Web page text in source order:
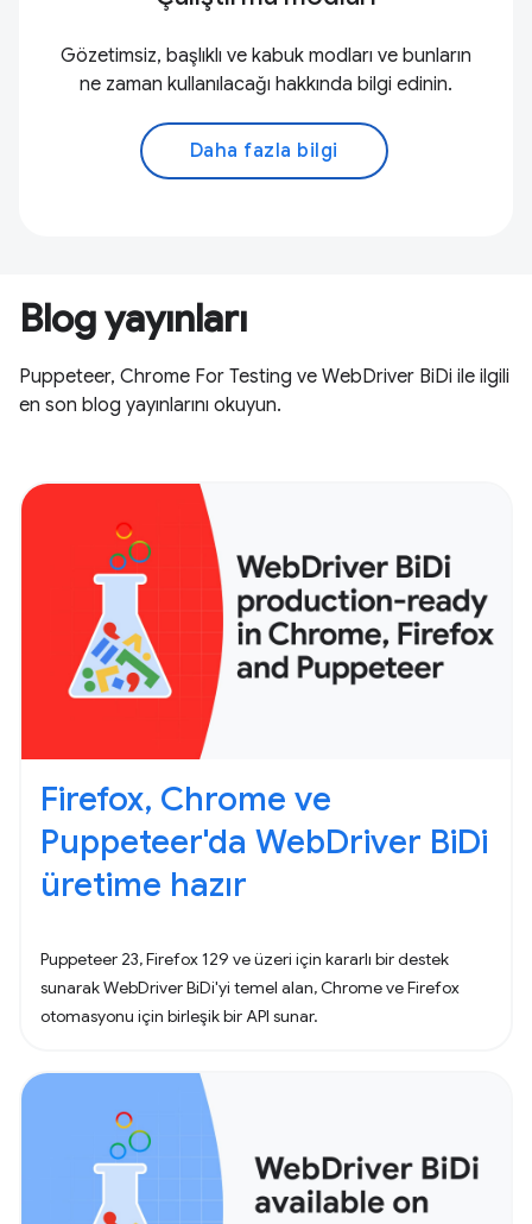
Gözetimsiz, başlıklı ve kabuk modları ve bunların
ne zaman kullanılacağı hakkında bilgi edinin.
Daha fazla bilgi
Blog yayınları
Puppeteer, Chrome For Testing ve WebDriver BiDi ile ilgili
en son blog yayınlarını okuyun.
Firefox, Chrome ve
Puppeteer'da WebDriver BiDi
üretime hazır
Puppeteer 23, Firefox 129 ve üzeri için kararlı bir destek
sunarak WebDriver BiDi'yi temel alan, Chrome ve Firefox
otomasyonu için birleşik bir API sunar.